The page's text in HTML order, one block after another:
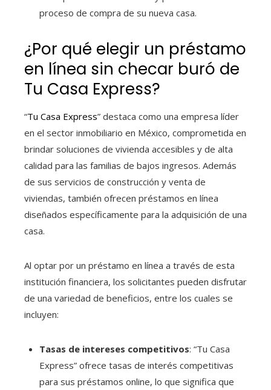
proceso de compra de su nueva casa.
¿Por qué elegir un préstamo
en línea sin checar buró de
Tu Casa Express?
“Tu Casa Express” destaca como una empresa líder
en el sector inmobiliario en México, comprometida en
brindar soluciones de vivienda accesibles y de alta
calidad para las familias de bajos ingresos. Además
de sus servicios de construcción y venta de
viviendas, también ofrecen préstamos en línea
diseñados específicamente para la adquisición de una
casa.
Al optar por un préstamo en línea a través de esta
institución financiera, los solicitantes pueden disfrutar
de una variedad de beneficios, entre los cuales se
incluyen:
Tasas de intereses competitivos: “Tu Casa
Express” ofrece tasas de interés competitivas
para sus préstamos online, lo que significa que